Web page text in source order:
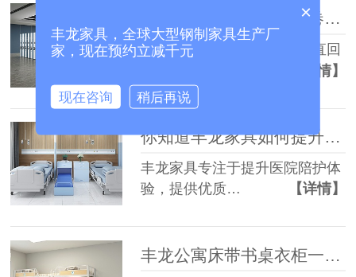
为什么选择丰龙智能案卷柜和垂直回转柜？
丰龙提供的智能案卷柜和垂直回
【详情】
你知道丰龙家具如何提升陪护体验吗？
丰龙家具专注于提升医院陪护体
验，提供优质…
【详情】
丰龙公寓床带书桌衣柜一体，为何备受青睐？
×
丰龙家具，全球大型钢制家具生产厂
家，现在预约立减千元
现在咨询 稍后再说